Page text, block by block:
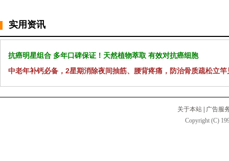
实用资讯
抗癌明星组合 多年口碑保证！天然植物萃取 有效对抗癌细胞
中老年补钙必备，2星期消除夜间抽筋、腰背疼痛，防治骨质疏松立竿
关于本站
广告服
Copyright (C)